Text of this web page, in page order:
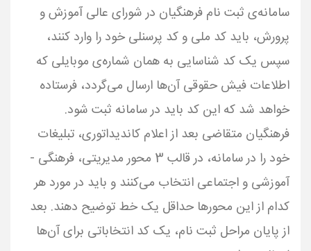
سامانه‌ی ثبت نام فرهنگیان در شورای عالی آموزش و
پرورش، باید کد ملی و کد پرسنلی خود را وارد کنند،
سپس یک کد شناسایی به همان شماره‌ی موبایلی که
اطلاعات فیش حقوقی آن‌ها ارسال می‌گردد، فرستاده
خواهد شد که این کد باید در سامانه ثبت شود.
فرهنگیان متقاضی بعد از اعلام کاندیداتوری، تبلیغات
خود را در سامانه، در قالب 3 محور مدیریتی، فرهنگی -
آموزشی و اجتماعی انتخاب می‌کنند و باید در مورد هر
کدام از این محورها حداقل یک خط توضیح دهند. بعد
از پایان مراحل ثبت نام، یک کد انتخاباتی برای آن‌ها